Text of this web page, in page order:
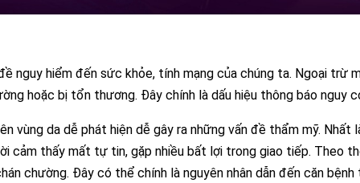
nguy hiểm đến sức khỏe, tính mạng của chúng ta. Ngoại
hoặc bị tổn thương. Đây chính là dấu hiệu thông báo nguy
vùng da dễ phát hiện dễ gây ra những vấn đề thẩm mỹ.
cảm thấy mất tự tin, gặp nhiều bất lợi trong giao tiếp. Theo
chường. Đây có thể chính là nguyên nhân dẫn đến căn